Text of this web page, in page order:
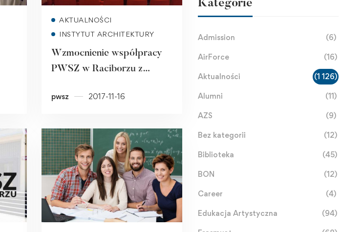
Read more
AKTUALNOŚCI
INSTYTUT ARCHITEKTURY
Wzmocnienie współpracy
PWSZ w Raciborzu z
pwsz 2017-11-16
Kategorie
Admission (6)
AirForce (16)
Aktualności (1 126)
Alumni (11)
AZS (9)
Bez kategorii (12)
Biblioteka (45)
BON (12)
Career (4)
Edukacja Artystyczna (94)